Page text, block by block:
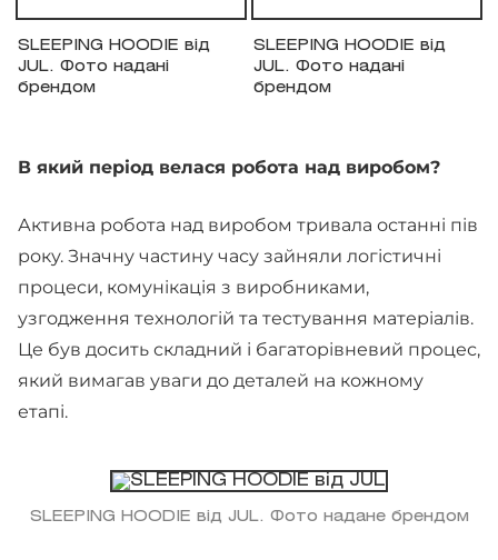
SLEEPING HOODIE від
JUL. Фото надані
брендом
SLEEPING HOODIE від
JUL. Фото надані
брендом
В який період велася робота над виробом?
Активна робота над виробом тривала останні пів
року. Значну частину часу зайняли логістичні
процеси, комунікація з виробниками,
узгодження технологій та тестування матеріалів.
Це був досить складний і багаторівневий процес,
який вимагав уваги до деталей на кожному
етапі.
SLEEPING HOODIE від JUL. Фото надане брендом